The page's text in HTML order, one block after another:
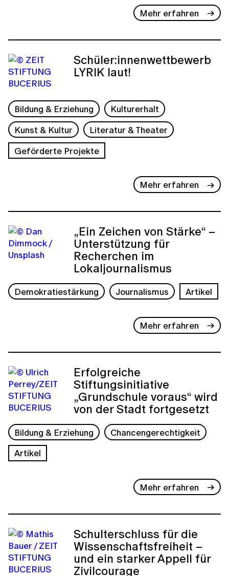
Mehr erfahren
Schüler:innenwettbewerb
LYRIK laut!
Bildung & Erziehung
Kulturerhalt
Kunst & Kultur
Literatur & Theater
Geförderte Projekte
Mehr erfahren
„Ein Zeichen von Stärke“ –
Unterstützung für
Recherchen im
Lokaljournalismus
Demokratiestärkung Journalismus Artikel
Mehr erfahren
Erfolgreiche
Stiftungsinitiative
„Grundschule voraus“ wird
von der Stadt fortgesetzt
Bildung & Erziehung
Chancengerechtigkeit
Artikel
Mehr erfahren
Schulterschluss für die
Wissenschaftsfreiheit –
und ein starker Appell für
Zivilcourage